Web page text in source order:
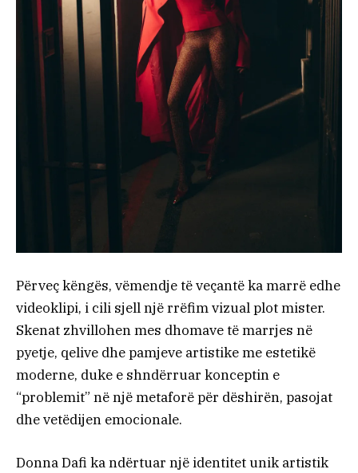
Përveç këngës, vëmendje të veçantë ka marrë edhe
videoklipi, i cili sjell një rrëfim vizual plot mister.
Skenat zhvillohen mes dhomave të marrjes në
pyetje, qelive dhe pamjeve artistike me estetikë
moderne, duke e shndërruar konceptin e
“problemit” në një metaforë për dëshirën, pasojat
dhe vetëdijen emocionale.
Donna Dafi ka ndërtuar një identitet unik artistik